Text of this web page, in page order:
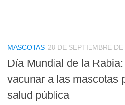
MASCOTAS 28 DE SEPTIEMBRE DE
Día Mundial de la
vacunar a las mascotas
salud pública